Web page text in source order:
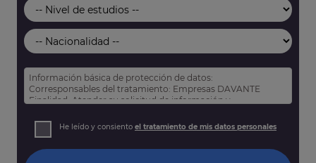
Información básica de protección de datos:
Corresponsables del tratamiento: Empresas DAVANTE
Finalidad: Atender su solicitud de información y
Derechos: Puede acceder, rectificar y suprimir sus datos,
así como otros derechos tal y como se explica en nuestra
He leído y consiento el tratamiento de mis datos personales